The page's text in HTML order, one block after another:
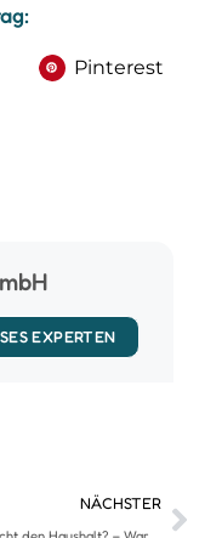
Pinterest
EXPERTEN
NÄCHSTER